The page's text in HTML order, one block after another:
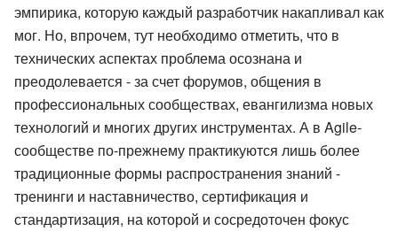
эмпирика, которую каждый разработчик накапливал как
мог. Но, впрочем, тут необходимо отметить, что в
технических аспектах проблема осознана и
преодолевается - за счет форумов, общения в
профессиональных сообществах, евангилизма новых
технологий и многих других инструментах. А в Agile-
сообществе по-прежнему практикуются лишь более
традиционные формы распространения знаний -
тренинги и наставничество, сертификация и
стандартизация, на которой и сосредоточен фокус